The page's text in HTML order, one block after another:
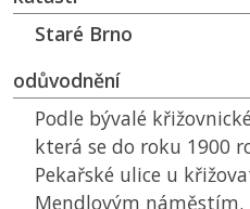
Staré Brno
odůvodnění
Podle bývalé
která se do roku 1900
Pekařské ulice u
Mendlovým náměstím.